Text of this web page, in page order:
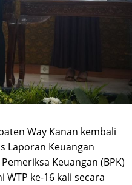
Way Kanan kembali
Laporan Keuangan
Keuangan (BPK)
ke-16 kali secara